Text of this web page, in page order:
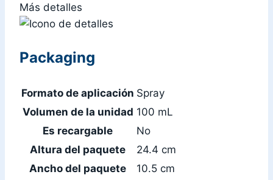
Más detalles
Packaging
Formato de aplicación Spray
Volumen de la unidad 100 mL
Es recargable
No
Altura del paquete
24.4 cm
Ancho del paquete
10.5 cm